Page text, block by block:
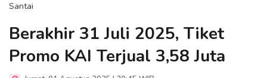
Santai
Berakhir 31 Juli 2025, Tiket
Promo KAI Terjual 3,58 Juta